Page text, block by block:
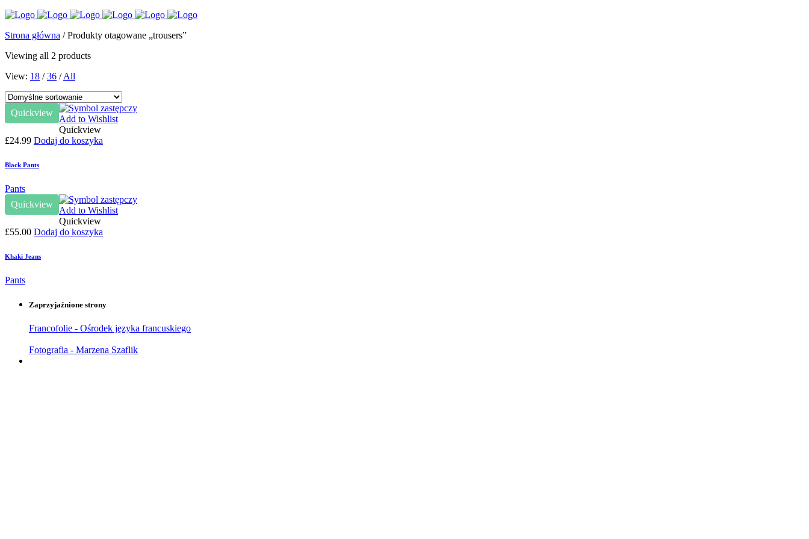
Strona główna / Produkty otagowane „trousers”
Viewing all 2 products
View: 18 /36 /All
Quickview
Add to Wishlist
Quickview
£24.99 Dodaj do koszyka
Black Pants
Pants
Quickview
Add to Wishlist
Quickview
£55.00 Dodaj do koszyka
Khaki Jeans
Pants
Zaprzyjaźnione strony
Francofolie - Ośrodek języka francuskiego
Fotografia - Marzena Szaflik